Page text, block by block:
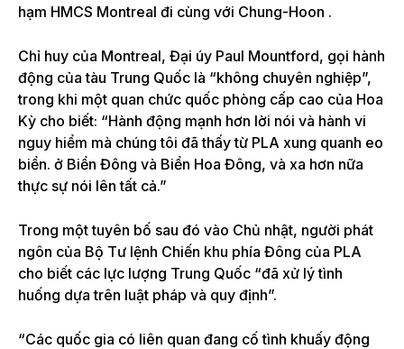
hạm HMCS Montreal đi cùng với Chung-Hoon .
Chỉ huy của Montreal, Đại úy Paul Mountford, gọi hành
động của tàu Trung Quốc là “không chuyên nghiệp”,
trong khi một quan chức quốc phòng cấp cao của Hoa
Kỳ cho biết: “Hành động mạnh hơn lời nói và hành vi
nguy hiểm mà chúng tôi đã thấy từ PLA xung quanh eo
biển. ở Biển Đông và Biển Hoa Đông, và xa hơn nữa
thực sự nói lên tất cả.”
Trong một tuyên bố sau đó vào Chủ nhật, người phát
ngôn của Bộ Tư lệnh Chiến khu phía Đông của PLA
cho biết các lực lượng Trung Quốc “đã xử lý tình
huống dựa trên luật pháp và quy định”.
“Các quốc gia có liên quan đang cố tình khuấy động